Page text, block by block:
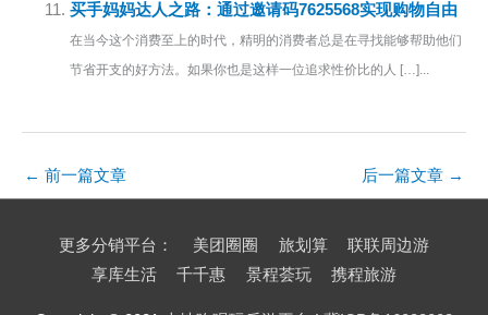
买手妈妈达人之路：通过邀请码7625568实现购物自由
在当今这个消费至上的时代，精明的消费者总是在寻找能够帮助他们
节省开支的好方法。如果你也是这样一位追求性价比的人 […]...
← 前一篇文章 后一篇文章 →
更多分销平台： 美团圈圈 旅划算
联联周边游
享库生活
千千惠 景程荟玩 携程旅游